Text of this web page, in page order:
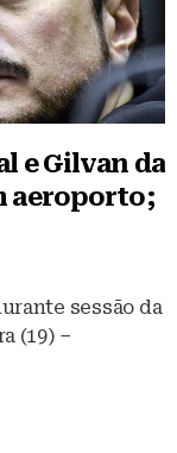
e Gilvan da
aeroporto;
sessão da
(19) –